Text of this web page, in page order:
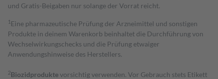
und Gratis-Beigaben nur solange der Vorrat reicht.
1 Eine pharmazeutische Prüfung der Arzneimittel und sonstigen
Produkte in deinem Warenkorb beinhaltet die Durchführung von
Wechselwirkungschecks und die Prüfung etwaiger
Anwendungshinweise des Herstellers.
2Biozidproduktevorsichtig verwenden. Vor Gebrauch stets Etikett